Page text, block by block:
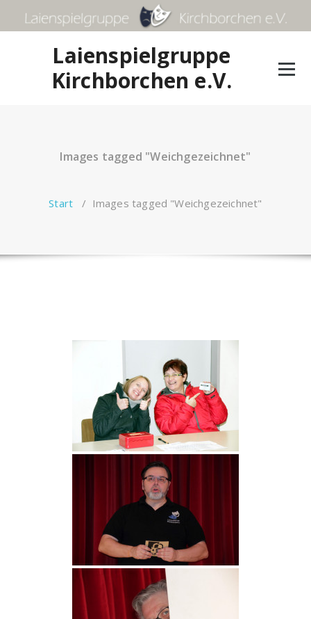
springen
Laienspielgruppe
Kirchborchen e.V.
Images tagged "Weichgezeichnet"
Start / Images tagged "Weichgezeichnet"